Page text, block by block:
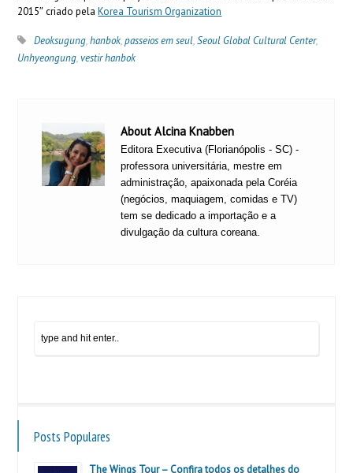
2015″ criado pela Korea Tourism Organization
Deoksugung,hanbok,passeios em seul,Seoul Global Cultural Center,
Unhyeongung,vestir hanbok
About Alcina Knabben
Editora Executiva (Florianópolis - SC) -
professora universitária, mestre em
administração, apaixonada pela Coréia
(negócios, maquiagem, comidas e TV)
tem se dedicado a importação e a
divulgação da cultura coreana.
Posts Populares
The Wings Tour – Confira todos os detalhes do